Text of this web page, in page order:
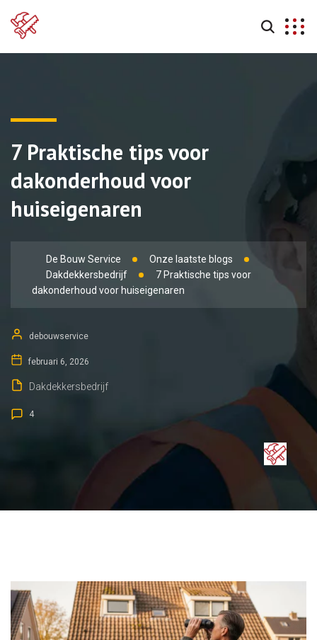
7 Praktische tips voor
dakonderhoud voor
huiseigenaren
De Bouw Service
Onze laatste blogs
Dakdekkersbedrijf
7 Praktische tips voor
dakonderhoud voor huiseigenaren
debouwservice
februari 6, 2026
Dakdekkersbedrijf
4